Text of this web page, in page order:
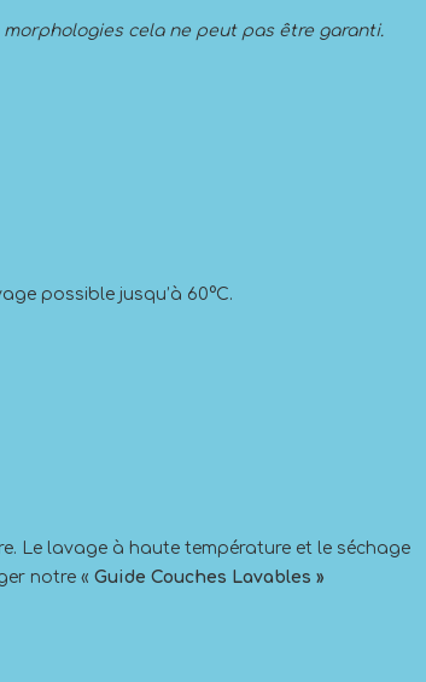
cela ne peut pas être garanti.
possible jusqu’à 60°C.
Le lavage à haute température et le séchage
notre «Guide Couches Lavables »